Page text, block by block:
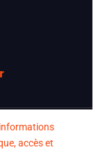
accès et